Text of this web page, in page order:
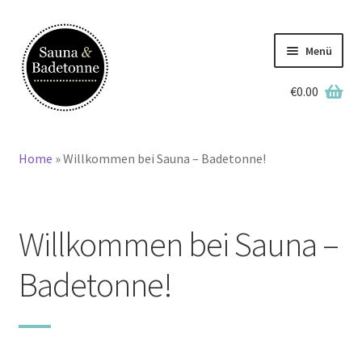
Navigation
springen
Zum
Inhalt
springen
Menü
€0.00
Home »Willkommen bei Sauna – Badetonne!
Willkommen bei Sauna –
Badetonne!